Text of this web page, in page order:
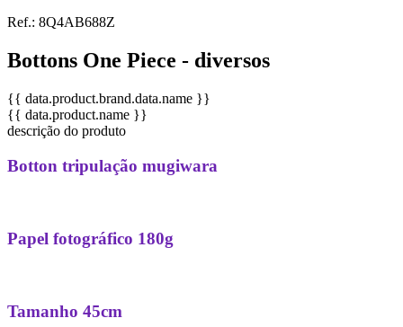
Ref.: 8Q4AB688Z
Bottons One Piece - diversos
{{ data.product.brand.data.name }}
{{ data.product.name }}
descrição do produto
Botton tripulação mugiwara
Papel fotográfico 180g
Tamanho 45cm